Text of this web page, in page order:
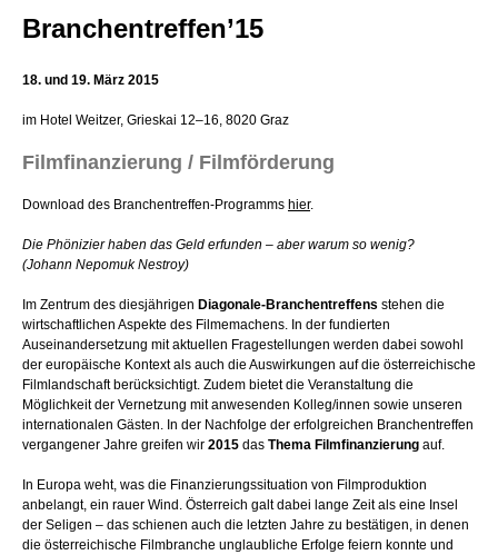
Branchentreffen’15
18. und 19. März 2015
im Hotel Weitzer, Grieskai 12–16, 8020 Graz
Filmfinanzierung / Filmförderung
Download des Branchentreffen-Programms hier.
Die Phönizier haben das Geld erfunden – aber warum so wenig?
(Johann Nepomuk Nestroy)
Im Zentrum des diesjährigen Diagonale-Branchentreffens stehen die
wirtschaftlichen Aspekte des Filmemachens. In der fundierten
Auseinandersetzung mit aktuellen Fragestellungen werden dabei sowohl
der europäische Kontext als auch die Auswirkungen auf die österreichische
Filmlandschaft berücksichtigt. Zudem bietet die Veranstaltung die
Möglichkeit der Vernetzung mit anwesenden Kolleg/innen sowie unseren
internationalen Gästen. In der Nachfolge der erfolgreichen Branchentreffen
vergangener Jahre greifen wir 2015 das Thema Filmfinanzierung auf.
In Europa weht, was die Finanzierungssituation von Filmproduktion
anbelangt, ein rauer Wind. Österreich galt dabei lange Zeit als eine Insel
der Seligen – das schienen auch die letzten Jahre zu bestätigen, in denen
die österreichische Filmbranche unglaubliche Erfolge feiern konnte und